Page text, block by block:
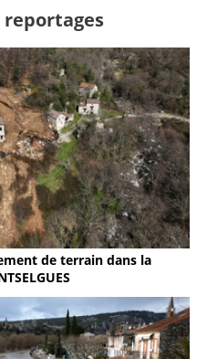
reportages
de terrain dans la